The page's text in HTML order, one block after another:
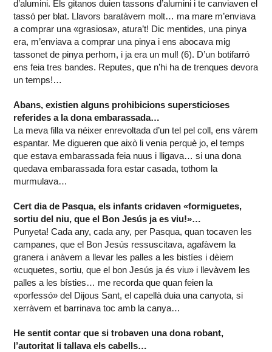
d’alumini. Els gitanos duien tassons d’alumini i te canviaven el
tassó per blat. Llavors baratàvem molt… ma mare m’enviava
a comprar una «grasiosa», atura’t! Dic mentides, una pinya
era, m’enviava a comprar una pinya i ens abocava mig
tassonet de pinya perhom, i ja era un mul! (6). D’un botifarró
ens feia tres bandes. Reputes, que n’hi ha de trenques devora
un temps!…
Abans, existien alguns prohibicions supersticioses
referides a la dona embarassada…
La meva filla va néixer enrevoltada d’un tel pel coll, ens vàrem
espantar. Me digueren que això li venia perquè jo, el temps
que estava embarassada feia nuus i lligava… si una dona
quedava embarassada fora estar casada, tothom la
murmulava…
Cert dia de Pasqua, els infants cridaven «formiguetes,
sortiu del niu, que el Bon Jesús ja es viu!»…
Punyeta! Cada any, cada any, per Pasqua, quan tocaven les
campanes, que el Bon Jesús ressuscitava, agafàvem la
granera i anàvem a llevar les palles a les bistíes i dèiem
«cuquetes, sortiu, que el bon Jesús ja és viu» i llevàvem les
palles a les bísties… me recorda que quan feien la
«porfessó» del Dijous Sant, el capellà duia una canyota, si
xerràvem et barrinava toc amb la canya…
He sentit contar que si trobaven una dona robant,
l’autoritat li tallava els cabells…